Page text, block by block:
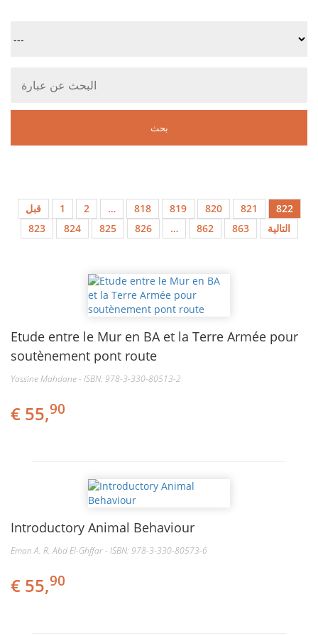
قبل 1 2 … 818 819 820 821
822
823
824 825 826 … 862 863 التالية
Etude entre le Mur en BA et la Terre Armée pour
soutènement pont route
Yassine Mahdane - ISBN: 978-3-330-80513-2
€ 55,90
Introductory Animal Behaviour
Eman A. R. Abd El-Ghffar - ISBN: 978-3-330-80573-6
€ 55,90